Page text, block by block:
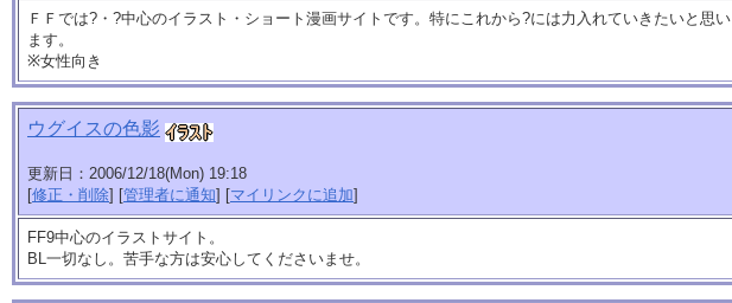
ＦＦでは?・?中心のイラスト・ショート漫画サイトです。特にこれから?には力入れていきたいと思い
ます。
※女性向き
ウグイスの色影
更新日：2006/12/18(Mon) 19:18
[修正・削除] [管理者に通知] [マイリンクに追加]
FF9中心のイラストサイト。
BL一切なし。苦手な方は安心してくださいませ。